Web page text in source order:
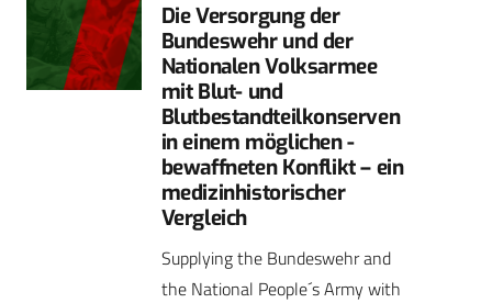
Die Versorgung der
Bundeswehr und der
Nationalen Volksarmee
mit Blut- und
Blutbestandteilkonserven
in einem möglichen -
bewaffneten Konflikt – ein
medizinhistorischer
Vergleich
Supplying the Bundeswehr and
the National People´s Army with